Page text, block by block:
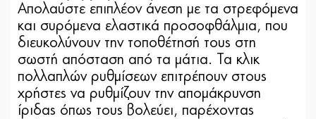
Απολαύστε επιπλέον άνεση με τα στρεφόμενα
και συρόμενα ελαστικά προσοφθάλμια, που
διευκολύνουν την τοποθέτησή τους στη
σωστή απόσταση από τα μάτια. Τα κλικ
πολλαπλών ρυθμίσεων επιτρέπουν στους
χρήστες να ρυθμίζουν την απομάκρυνση
ίριδας όπως τους βολεύει, παρέχοντας